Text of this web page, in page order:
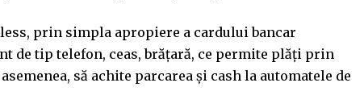
prin simpla apropiere a cardului bancar
de tip telefon, ceas, brățară, ce permite plăți prin
să achite parcarea și cash la automatele de